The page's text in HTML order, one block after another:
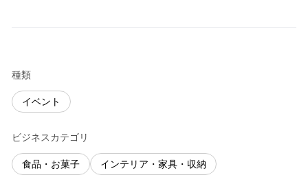
種類
イベント
ビジネスカテゴリ
食品・お菓子 インテリア・家具・収納